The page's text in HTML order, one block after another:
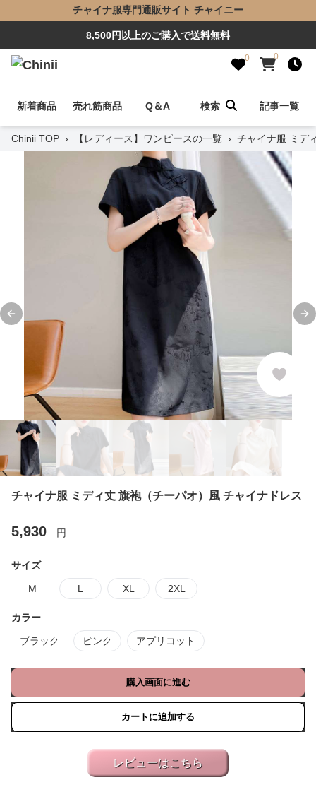
チャイナ服専門通販サイト チャイニー
8,500円以上のご購入で送料無料
0 0
新着商品 売れ筋商品 Q＆A 検索 記事一覧
Chinii TOP › 【レディース】ワンピースの一覧 › チャイナ服 ミデ
Previous slide
チャイナ服 ミディ丈 旗袍（チーパオ）風 チャイナドレス
5,930 円
サイズ
M L XL 2XL
カラー
ブラック ピンク アプリコット
購入画面に進む
カートに追加する
レビューはこちら